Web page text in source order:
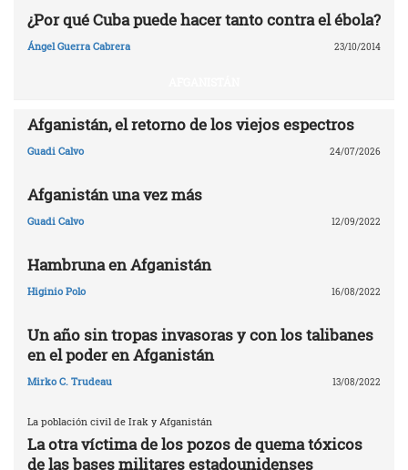
¿Por qué Cuba puede hacer tanto contra el ébola?
Ángel Guerra Cabrera 23/10/2014
Afganistán, el retorno de los viejos espectros
Guadi Calvo 24/07/2026
Afganistán una vez más
Guadi Calvo 12/09/2022
Hambruna en Afganistán
Higinio Polo 16/08/2022
Un año sin tropas invasoras y con los talibanes
en el poder en Afganistán
Mirko C. Trudeau 13/08/2022
La población civil de Irak y Afganistán
La otra víctima de los pozos de quema tóxicos
de las bases militares estadounidenses